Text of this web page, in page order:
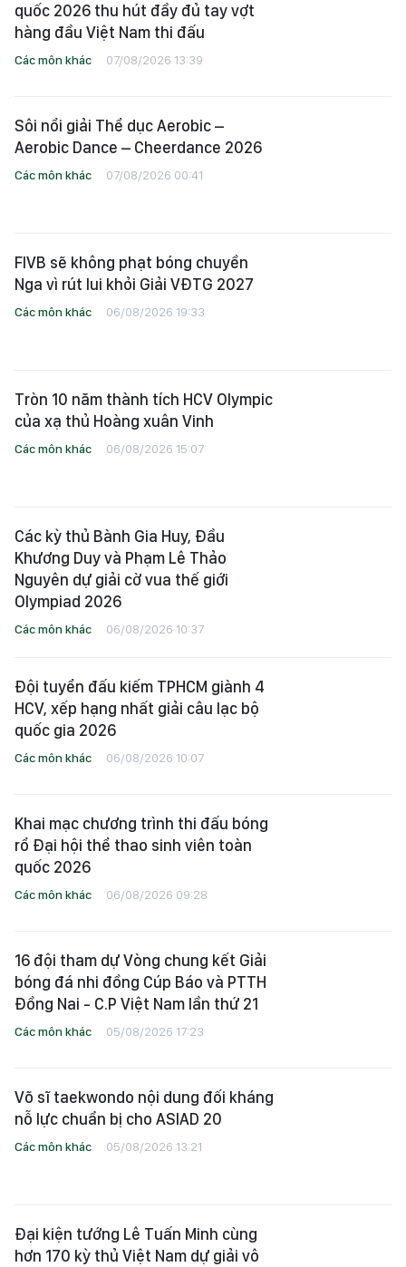
quốc 2026 thu hút đầy đủ tay vợt
hàng đầu Việt Nam thi đấu
Các môn khác 07/08/2026 13:39
Sôi nổi giải Thể dục Aerobic –
Aerobic Dance – Cheerdance 2026
Các môn khác 07/08/2026 00:41
FIVB sẽ không phạt bóng chuyền
Nga vì rút lui khỏi Giải VĐTG 2027
Các môn khác 06/08/2026 19:33
Tròn 10 năm thành tích HCV Olympic
của xạ thủ Hoàng xuân Vinh
Các môn khác 06/08/2026 15:07
Các kỳ thủ Bành Gia Huy, Đầu
Khương Duy và Phạm Lê Thảo
Nguyên dự giải cờ vua thế giới
Olympiad 2026
Các môn khác 06/08/2026 10:37
Đội tuyển đấu kiếm TPHCM giành 4
HCV, xếp hạng nhất giải câu lạc bộ
quốc gia 2026
Các môn khác 06/08/2026 10:07
Khai mạc chương trình thi đấu bóng
rổ Đại hội thể thao sinh viên toàn
quốc 2026
Các môn khác 06/08/2026 09:28
16 đội tham dự Vòng chung kết Giải
bóng đá nhi đồng Cúp Báo và PTTH
Đồng Nai - C.P Việt Nam lần thứ 21
Các môn khác 05/08/2026 17:23
Võ sĩ taekwondo nội dung đối kháng
nỗ lực chuẩn bị cho ASIAD 20
Các môn khác 05/08/2026 13:21
Đại kiện tướng Lê Tuấn Minh cùng
hơn 170 kỳ thủ Việt Nam dự giải vô